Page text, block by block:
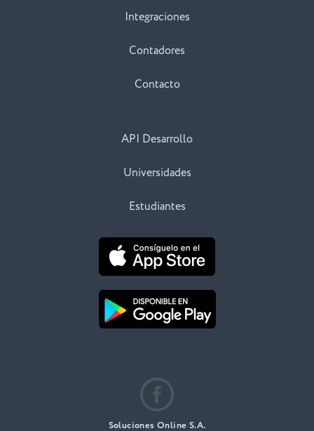
Integraciones
Contadores
Contacto
API Desarrollo
Universidades
Estudiantes
Soluciones Online S.A.